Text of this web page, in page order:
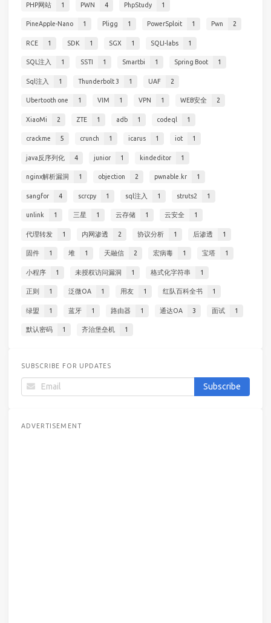
PHP网站 1 PWN 4 PhpStudy 1
PineApple-Nano 1 Pligg 1 PowerSploit 1 Pwn 2
RCE 1 SDK 1 SGX 1 SQLI-labs 1
SQL注入 1 SSTI 1 Smartbi 1 Spring Boot 1
Sql注入 1 Thunderbolt 3 1 UAF 2
Ubertooth one 1 VIM 1 VPN 1 WEB安全 2
XiaoMi 2 ZTE 1 adb 1 codeql 1
crackme 5 crunch 1 icarus 1 iot 1
java反序列化 4 junior 1 kindeditor 1
nginx解析漏洞 1 objection 2 pwnable.kr 1
sangfor 4 scrcpy 1 sql注入 1 struts2 1
unlink 1 三星 1 云存储 1 云安全 1
代理转发 1 内网渗透 2 协议分析 1 后渗透 1
固件 1 堆 1 天融信 2 宏病毒 1 宝塔 1
小程序 1 未授权访问漏洞 1 格式化字符串 1
正则 1 泛微OA 1 用友 1 红队百科全书 1
绿盟 1 蓝牙 1 路由器 1 通达OA 3 面试 1
默认密码 1 齐治堡垒机 1
SUBSCRIBE FOR UPDATES
ADVERTISEMENT